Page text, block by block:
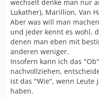
wechselt denke man nur
Lukather), Marillion, Van
Aber was will man
und jeder kennt es wohl,
denen man eben mit
anderen weniger.
Insofern kann ich das
nachvollziehen,
ist das "Wie", wenn
haben.